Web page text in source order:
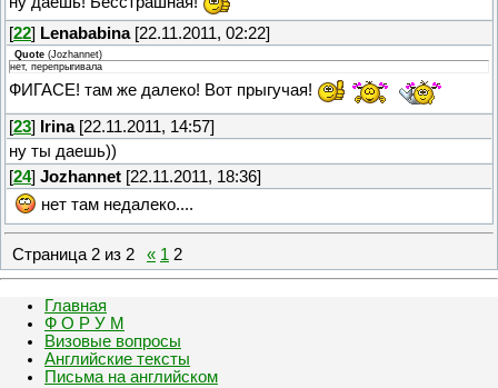
[22] Lenababina[22.11.2011, 02:22]
Quote (Jozhannet)
нет, перепрыгивала
ФИГАСЕ! там же далеко! Вот прыгучая!
[23] Irina[22.11.2011, 14:57]
ну ты даешь))
[24] Jozhannet [22.11.2011, 18:36]
нет там недалеко....
Страница 2 из 2 « 1 2
Главная
Ф О Р У М
Визовые вопросы
Английские тексты
Письма на английском